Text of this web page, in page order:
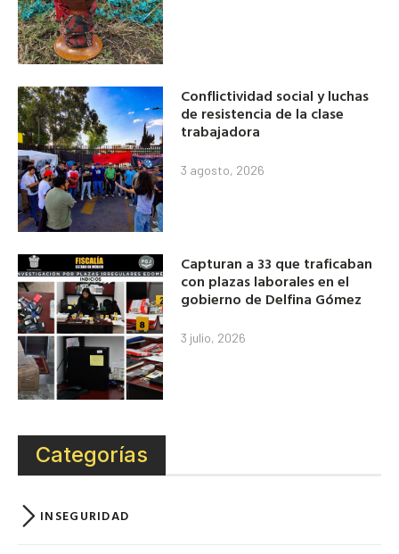
Conflictividad social y luchas
de resistencia de la clase
trabajadora
3 agosto, 2026
Capturan a 33 que traficaban
con plazas laborales en el
gobierno de Delfina Gómez
3 julio, 2026
Categorías
INSEGURIDAD